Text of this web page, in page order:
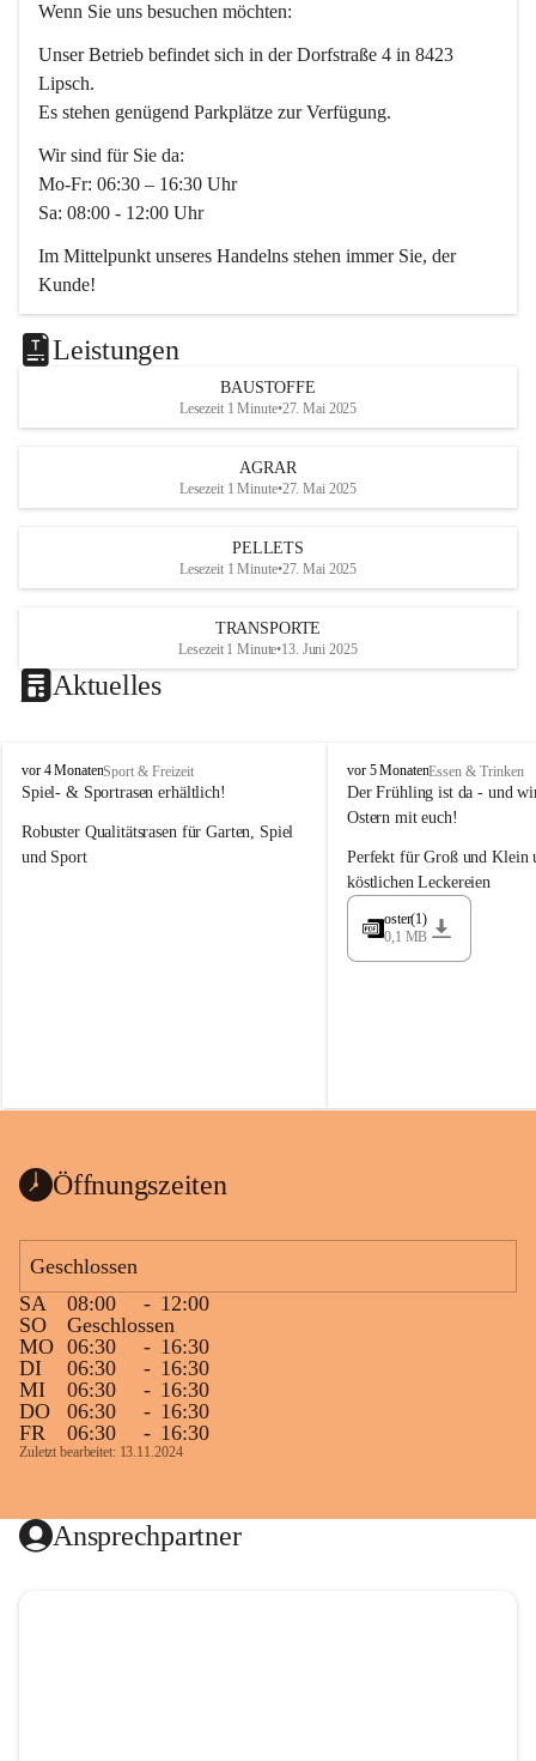
Wenn Sie uns besuchen möchten:
Unser Betrieb befindet sich in der Dorfstraße 4 in 8423
Lipsch.
Es stehen genügend Parkplätze zur Verfügung.
Wir sind für Sie da:
Mo-Fr: 06:30 – 16:30 Uhr
Sa: 08:00 - 12:00 Uhr
Im Mittelpunkt unseres Handelns stehen immer Sie, der
Kunde!
Das Team ist freundlich, motiviert und bestens geschult in
den Bereichen
Beratung, Lager sowie Transport. Für alle Ihre Anliegen
finden wir eine individuelle Lösung.
office@mayer-lipsch.at
Leistungen
BAUSTOFFE
Lesezeit 1 Minute•27. Mai 2025
AGRAR
Lesezeit 1 Minute•27. Mai 2025
PELLETS
Lesezeit 1 Minute•27. Mai 2025
TRANSPORTE
Lesezeit 1 Minute•13. Juni 2025
Aktuelles
M
a
e
r
vor 4 MonatenSport & Freizeit
Spiel- & Sportrasen erhältlich!
Robuster Qualitätsrasen für Garten, Spiel
und Sport
M
a
y
r
G
ü
e
vor 5 MonatenEssen & Trinken
Der Frühling ist da - und
Ostern mit euch!
Perfekt für Groß und Klein
köstlichen Leckereien
oster(1)
0,1 MB
Öffnungszeiten
Geschlossen
SA
08:00 - 12:00
SO
Geschlossen
MO 06:30 - 16:30
DI
06:30 - 16:30
MI
06:30 - 16:30
DO
06:30 - 16:30
FR
06:30 - 16:30
Zuletzt bearbeitet: 13.11.2024
Ansprechpartner